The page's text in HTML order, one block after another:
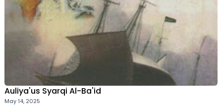
Auliya'us Syarqi Al-Ba'id
May 14, 2025